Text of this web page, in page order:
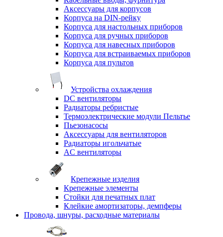
Аксессуары для корпусов
Корпуса на DIN-рейку
Корпуса для настольных приборов
Корпуса для ручных приборов
Корпуса для навесных приборов
Корпуса для встраиваемых приборов
Корпуса для пультов
Устройства охлаждения
DC вентиляторы
Радиаторы ребристые
Термоэлектрические модули Пельтье
Пьезонасосы
Аксессуары для вентиляторов
Радиаторы игольчатые
AC вентиляторы
Крепежные изделия
Крепежные элементы
Стойки для печатных плат
Клейкие амортизаторы, демпферы
Провода, шнуры, расходные материалы